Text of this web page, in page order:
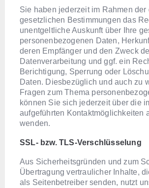
Sie haben jederzeit im Rahmen der
gesetzlichen Bestimmungen das
unentgeltliche Auskunft über Ihre
personenbezogenen Daten,
deren Empfänger und den Zweck
Datenverarbeitung und ggf. ein
Berichtigung, Sperrung oder
Daten. Diesbezüglich und auch zu
Fragen zum Thema
können Sie sich jederzeit über die
aufgeführten Kontaktmöglichkeiten
wenden.
SSL- bzw. TLS-Verschlüsselung
Aus Sicherheitsgründen und zum
Übertragung vertraulicher Inhalte,
als Seitenbetreiber senden, nutzt